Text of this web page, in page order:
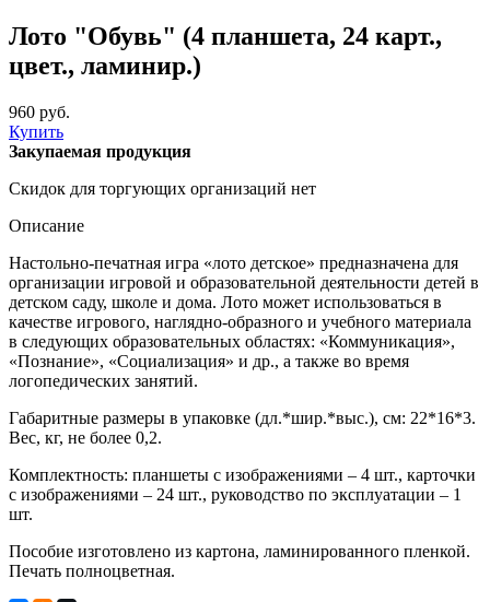
Лото "Обувь" (4 планшета, 24 карт.,
цвет., ламинир.)
960 руб.
Купить
Закупаемая продукция
Скидок для торгующих организаций нет
Описание
Настольно-печатная игра «лото детское» предназначена для
организации игровой и образовательной деятельности детей в
детском саду, школе и дома. Лото может использоваться в
качестве игрового, наглядно-образного и учебного материала
в следующих образовательных областях: «Коммуникация»,
«Познание», «Социализация» и др., а также во время
логопедических занятий.
Габаритные размеры в упаковке (дл.*шир.*выс.), см: 22*16*3.
Вес, кг, не более 0,2.
Комплектность: планшеты с изображениями – 4 шт., карточки
с изображениями – 24 шт., руководство по эксплуатации – 1
шт.
Пособие изготовлено из картона, ламинированного пленкой.
Печать полноцветная.